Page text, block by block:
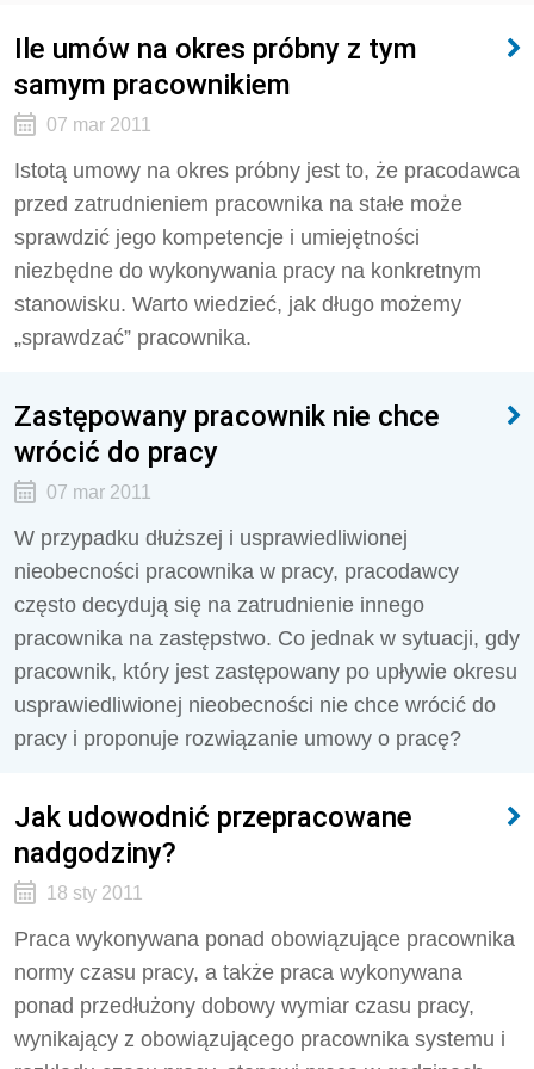
Ile umów na okres próbny z tym
samym pracownikiem
07 mar 2011
Istotą umowy na okres próbny jest to, że pracodawca
przed zatrudnieniem pracownika na stałe może
sprawdzić jego kompetencje i umiejętności
niezbędne do wykonywania pracy na konkretnym
stanowisku. Warto wiedzieć, jak długo możemy
„sprawdzać” pracownika.
Zastępowany pracownik nie chce
wrócić do pracy
07 mar 2011
W przypadku dłuższej i usprawiedliwionej
nieobecności pracownika w pracy, pracodawcy
często decydują się na zatrudnienie innego
pracownika na zastępstwo. Co jednak w sytuacji, gdy
pracownik, który jest zastępowany po upływie okresu
usprawiedliwionej nieobecności nie chce wrócić do
pracy i proponuje rozwiązanie umowy o pracę?
Jak udowodnić przepracowane
nadgodziny?
18 sty 2011
Praca wykonywana ponad obowiązujące pracownika
normy czasu pracy, a także praca wykonywana
ponad przedłużony dobowy wymiar czasu pracy,
wynikający z obowiązującego pracownika systemu i